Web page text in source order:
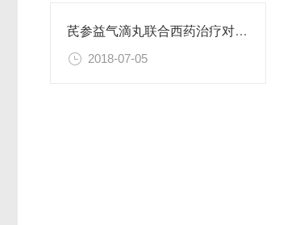
芪参益气滴丸联合西药治疗对稳定型心绞痛患者血清抵抗素水平的影响
2018-07-05